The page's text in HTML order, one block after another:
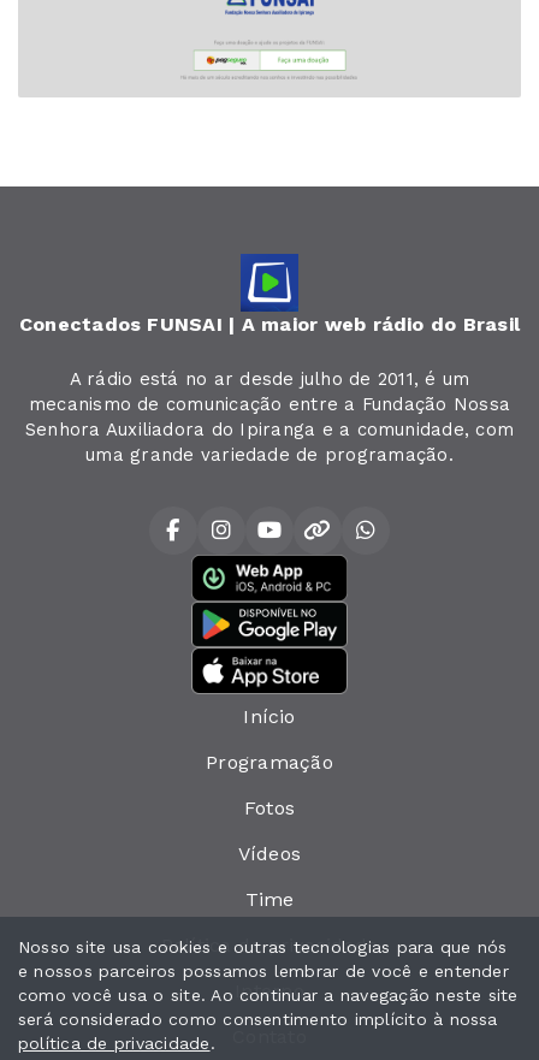
Conectados FUNSAI | A maior web rádio do Brasil
A rádio está no ar desde julho de 2011, é um
mecanismo de comunicação entre a Fundação Nossa
Senhora Auxiliadora do Ipiranga e a comunidade, com
uma grande variedade de programação.
Início
Programação
Fotos
Vídeos
Time
Política de privacidade
Interno
Nosso site usa cookies e outras tecnologias para que nós
e nossos parceiros possamos lembrar de você e entender
como você usa o site. Ao continuar a navegação neste site
será considerado como consentimento implícito à nossa
política de privacidade.